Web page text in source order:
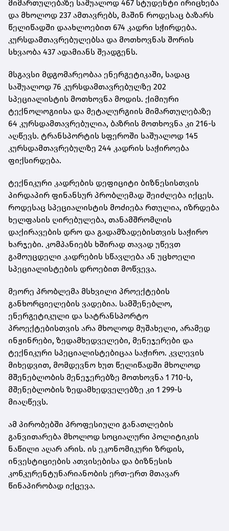
მიმართულებაზე საშუალოდ 467 სტუდენტი ირიცხება
და მხოლოდ 237 ამთავრებს, მაშინ როდესაც ბაზარს
წელიწადში დაახლოებით 674 კადრი სჭირდება.
კურსდამთავრებულებსა და მოთხოვნას შორის
სხვაობა 437 ადამიანს შეადგენს.
მსგავსი მდგომარეობაა ენერგეტიკაში, სადაც
საშუალოდ 76 კურსდამთავრებულზე 202
სპეციალისტის მოთხოვნა მოდის. ქიმიური
ტექნოლოგიისა და მეტალურგიის მიმართულებაზე
64 კურსდამთავრებულია, ბაზრის მოთხოვნა კი 216-ს
აღწევს. ტრანსპორტის სფეროში საშუალოდ 145
კურსდამთავრებულზე 244 კადრის საჭიროება
ფიქსირდება.
ტექნიკური კადრების დეფიციტი ბიზნესისთვის
პირდაპირ ფინანსურ პრობლემად შეიძლება იქცეს.
როდესაც სპეციალისტის მოძიება რთულია, იზრდება
ხელფასის ღირებულება, თანამშრომლის
დაქირავების დრო და გადამზადებისთვის საჭირო
ხარჯები. კომპანიებს ხშირად თავად უწევთ
გამოუცდელი კადრების სწავლება ან უცხოელი
სპეციალისტების დროებით მოწვევა.
მეორე პრობლემა მსხვილი პროექტების
განხორციელების ვადებია. სამშენებლო,
ენერგეტიკული და სატრანსპორტო
პროექტებისთვის არა მხოლოდ მუშახელი, არამედ
ინჟინრები, ზედამხედველები, მენეჯერები და
ტექნიკური სპეციალისტებიცაა საჭირო. კვლევის
მიხედვით, მომდევნო ხუთ წელიწადში მხოლოდ
მშენებლობის მენეჯერებზე მოთხოვნა 1 710-ს,
მშენებლობის ზედამხედველებზე კი 1 299-ს
მიაღწევს.
ამ პირობებში პროფესიული განათლების
განვითარება მხოლოდ სოციალური პოლიტიკის
ნაწილი აღარ არის. ის ეკონომიკური ზრდის,
ინვესტიციების ათვისებისა და ბიზნესის
კონკურენტუნარიანობის ერთ-ერთ მთავარ
წინაპირობად იქცევა.